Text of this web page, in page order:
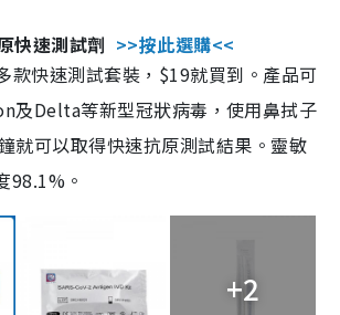
快速測試劑 >>按此選購<<
款快速測試套裝，$19就買到。產品可
及Delta等新型冠狀病毒，使用鼻拭子
就可以取得快速抗原測試結果。靈敏
98.1%。
+2